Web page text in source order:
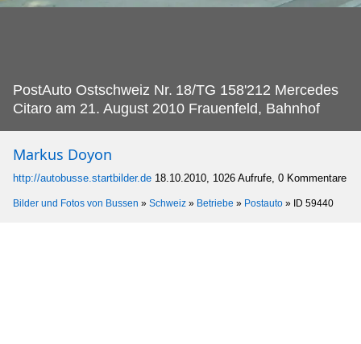
PostAuto Ostschweiz Nr. 18/TG 158'212 Mercedes
Citaro am 21. August 2010 Frauenfeld, Bahnhof
Markus Doyon
http://autobusse.startbilder.de 18.10.2010, 1026 Aufrufe, 0 Kommentare
Bilder und Fotos von Bussen » Schweiz » Betriebe » Postauto » ID 59440